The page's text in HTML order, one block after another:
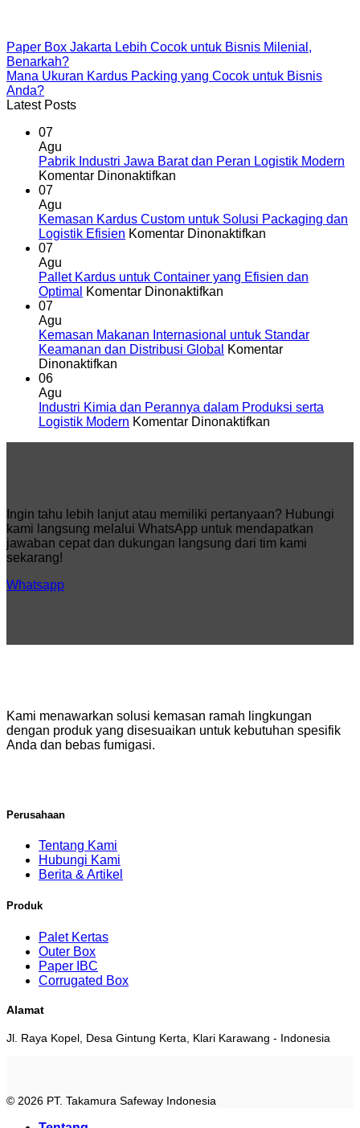
Paper Box Jakarta Lebih Cocok untuk Bisnis Milenial,
Benarkah?
Mana Ukuran Kardus Packing yang Cocok untuk Bisnis
Anda?
Latest Posts
07
Agu
Pabrik Industri Jawa Barat dan Peran Logistik Modern
Komentar Dinonaktifkan
Jawa
Barat
Logistik
Modern
07
Agu
Kemasan Kardus Custom untuk Solusi Packaging dan
Logistik Efisien Komentar Dinonaktifkan
Custom
dan
Logistik
07
Agu
Pallet Kardus untuk Container yang Efisien dan
Optimal
Komentar Dinonaktifkan
untuk
Container
Optimal
07
Agu
Kemasan Makanan Internasional untuk Standar
Keamanan dan Distribusi Global
Komentar
Dinonaktifkan
Internasional
untuk
06
Agu
Industri Kimia dan Perannya dalam Produksi serta
Logistik Modern Komentar Dinonaktifkan
Produksi
serta
Logistik
Modern
Ingin tahu lebih lanjut atau memiliki pertanyaan? Hubungi
kami langsung melalui WhatsApp untuk mendapatkan
jawaban cepat dan dukungan langsung dari tim kami
sekarang!
Whatsapp
Kami menawarkan solusi kemasan ramah lingkungan
dengan produk yang disesuaikan untuk kebutuhan spesifik
Anda dan bebas fumigasi.
Perusahaan
Tentang Kami
Hubungi Kami
Berita & Artikel
Produk
Palet Kertas
Outer Box
Paper IBC
Corrugated Box
Alamat
Jl. Raya Kopel, Desa Gintung Kerta, Klari Karawang - Indonesia
© 2026 PT. Takamura Safeway Indonesia